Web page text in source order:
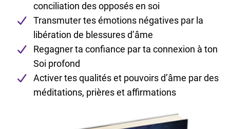
conciliation des opposés en soi
Transmuter tes émotions négatives par la
libération de blessures d’âme
Regagner ta confiance par ta connexion à ton
Soi profond
Activer tes qualités et pouvoirs d’âme par des
méditations, prières et affirmations